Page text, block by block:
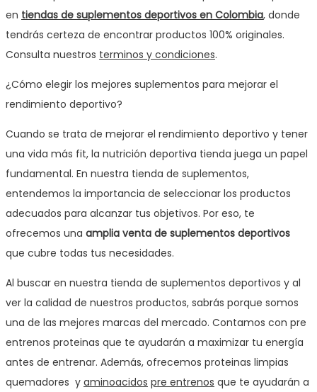
en tiendas de suplementos deportivos en Colombia, donde
tendrás certeza de encontrar productos 100% originales.
Consulta nuestros terminos y condiciones.
¿Cómo elegir los mejores suplementos para mejorar el
rendimiento deportivo?
Cuando se trata de mejorar el rendimiento deportivo y tener
una vida más fit, la nutrición deportiva tienda juega un papel
fundamental. En nuestra tienda de suplementos,
entendemos la importancia de seleccionar los productos
adecuados para alcanzar tus objetivos. Por eso, te
ofrecemos una amplia venta de suplementos deportivos
que cubre todas tus necesidades.
Al buscar en nuestra tienda de suplementos deportivos y al
ver la calidad de nuestros productos, sabrás porque somos
una de las mejores marcas del mercado. Contamos con pre
entrenos proteinas que te ayudarán a maximizar tu energía
antes de entrenar. Además, ofrecemos proteinas limpias
quemadores y aminoacidos pre entrenos que te ayudarán a